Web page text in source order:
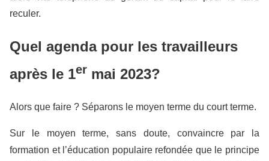
reculer.
Quel agenda pour les travailleurs
après le 1er mai 2023?
Alors que faire ? Séparons le moyen terme du court terme.
Sur le moyen terme, sans doute, convaincre par la
formation et l’éducation populaire refondée que le principe